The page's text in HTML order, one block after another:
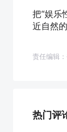
把“娱乐
近自然
责任编辑
热门评